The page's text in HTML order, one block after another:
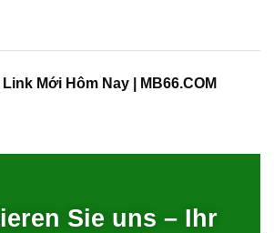
Mới Hôm Nay | MB66.COM
Sie uns – Ihr